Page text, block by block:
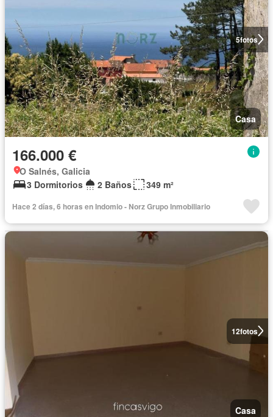
5fotos
Casa
166.000 €
O Salnés, Galicia
3 Dormitorios
2 Baños 349 m²
Hace 2 días, 6 horas en Indomio - Norz Grupo Inmobiliario
12fotos
Casa